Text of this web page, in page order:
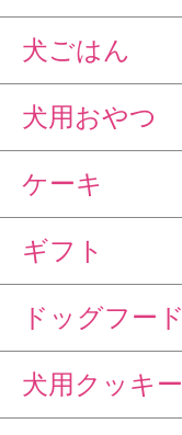
犬ごはん
犬用おやつ
ケーキ
ギフト
ドッグフード
犬用クッキー